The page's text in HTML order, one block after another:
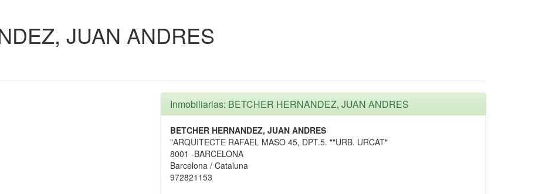
JUAN ANDRES
Inmobiliarias: BETCHER HERNANDEZ, JUAN ANDRES
BETCHER HERNANDEZ, JUAN ANDRES
"ARQUITECTE RAFAEL MASO 45, DPT.5. ""URB. URCAT"
8001 -BARCELONA
Barcelona / Cataluna
972821153